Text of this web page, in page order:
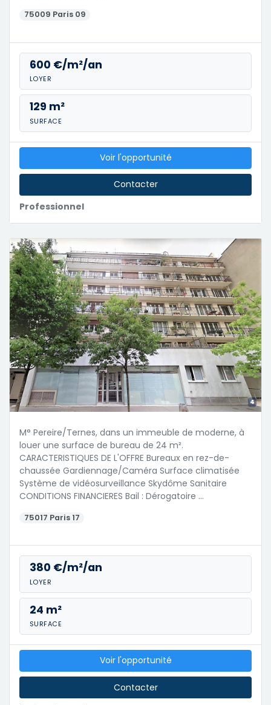
75009 Paris 09
600 €/m²/an
LOYER
129 m²
SURFACE
Professionnel
Voir l'opportunité
Contacter
4
M° Pereire/Ternes, dans un immeuble de moderne, à
louer une surface de bureau de 24 m².
CARACTERISTIQUES DE L'OFFRE Bureaux en rez-de-
chaussée Gardiennage/Caméra Surface climatisée
Système de vidéosurveillance Skydôme Sanitaire
CONDITIONS FINANCIERES Bail : Dérogatoire …
75017 Paris 17
380 €/m²/an
LOYER
24 m²
SURFACE
Voir l'opportunité
Contacter